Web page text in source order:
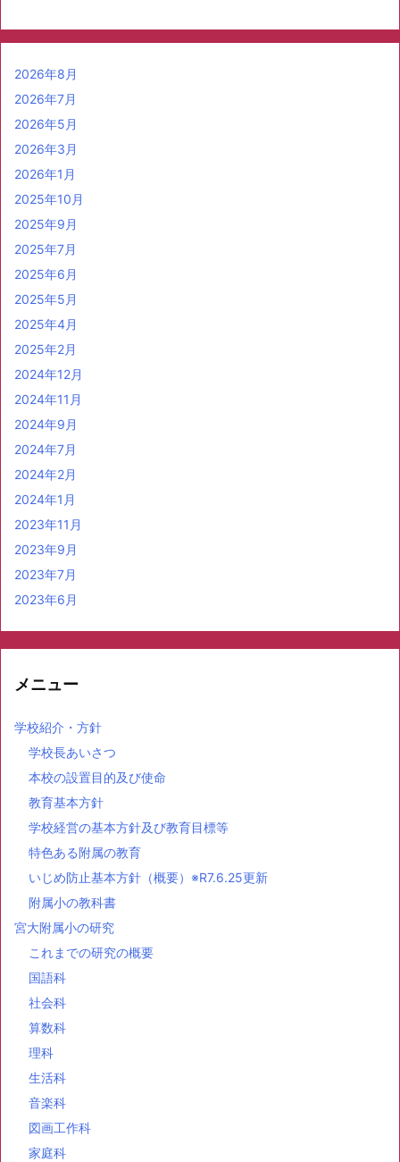
2026年8月
2026年7月
2026年5月
2026年3月
2026年1月
2025年10月
2025年9月
2025年7月
2025年6月
2025年5月
2025年4月
2025年2月
2024年12月
2024年11月
2024年9月
2024年7月
2024年2月
2024年1月
2023年11月
2023年9月
2023年7月
2023年6月
メニュー
学校紹介・方針
学校長あいさつ
本校の設置目的及び使命
教育基本方針
学校経営の基本方針及び教育目標等
特色ある附属の教育
いじめ防止基本方針（概要）※R7.6.25更新
附属小の教科書
宮大附属小の研究
これまでの研究の概要
国語科
社会科
算数科
理科
生活科
音楽科
図画工作科
家庭科